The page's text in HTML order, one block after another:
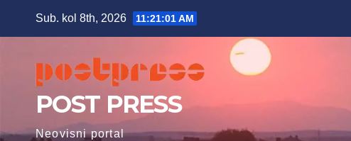
Sub. kol 8th, 2026 11:21:02 AM
POST PRESS
Neovisni portal